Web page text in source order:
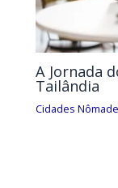
A Jornada
Tailândia
Cidades Nômade